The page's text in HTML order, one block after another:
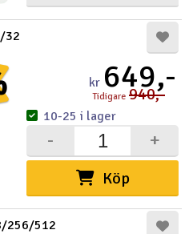
32
kr 649,-
Tidigare 940,-
Köp
+
-
10-25 i lager
256/512